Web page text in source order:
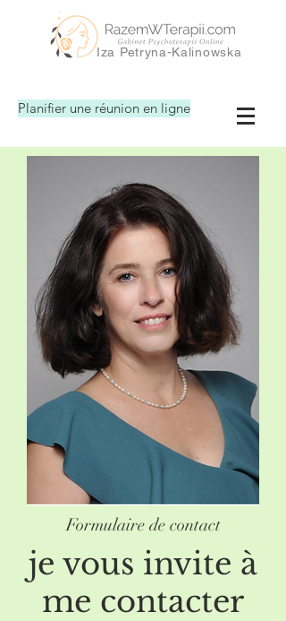
Iza Petryna-Kalinowska
Planifier une réunion en ligne
Formulaire de contact
je vous invite à
me contacter